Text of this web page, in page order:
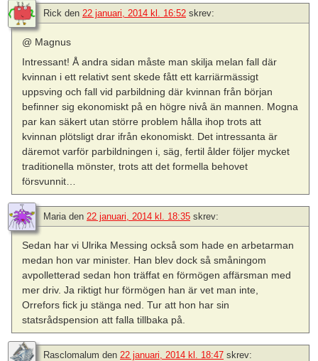
Rick den 22 januari, 2014 kl. 16:52 skrev:
@ Magnus
Intressant! Å andra sidan måste man skilja melan fall där
kvinnan i ett relativt sent skede fått ett karriärmässigt
uppsving och fall vid parbildning där kvinnan från början
befinner sig ekonomiskt på en högre nivå än mannen. Mogna
par kan säkert utan större problem hålla ihop trots att
kvinnan plötsligt drar ifrån ekonomiskt. Det intressanta är
däremot varför parbildningen i, säg, fertil ålder följer mycket
traditionella mönster, trots att det formella behovet
försvunnit…
Maria den 22 januari, 2014 kl. 18:35 skrev:
Sedan har vi Ulrika Messing också som hade en arbetarman
medan hon var minister. Han blev dock så småningom
avpolletterad sedan hon träffat en förmögen affärsman med
mer driv. Ja riktigt hur förmögen han är vet man inte,
Orrefors fick ju stänga ned. Tur att hon har sin
statsrådspension att falla tillbaka på.
Rasclomalum den 22 januari, 2014 kl. 18:47 skrev: